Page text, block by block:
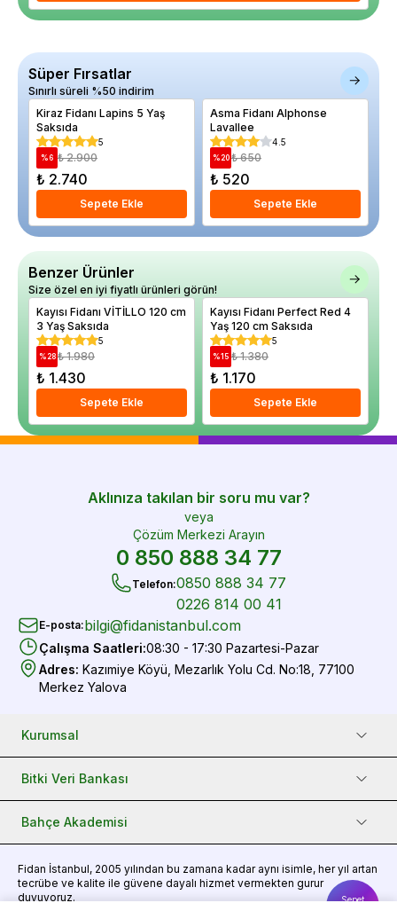
Sepet
Süper Fırsatlar
Sınırlı süreli %50 indirim
Kiraz Fidanı Lapins 5 Yaş
Saksıda
5
% 6 ₺ 2.900
₺ 2.740
Sepete Ekle
Asma Fidanı Alphonse
Lavallee
4.5
%20 ₺ 650
₺ 520
Sepete Ekle
Benzer Ürünler
Size özel en iyi fiyatlı ürünleri görün!
Kayısı Fidanı VİTİLLO 120 cm
3 Yaş Saksıda
5
%28 ₺ 1.980
₺ 1.430
Sepete Ekle
Kayısı Fidanı Perfect Red 4
Yaş 120 cm Saksıda
5
%15 ₺ 1.380
₺ 1.170
Sepete Ekle
Aklınıza takılan bir soru mu var?
veya
Çözüm Merkezi Arayın
0 850 888 34 77
Telefon:0850 888 34 77
0226 814 00 41
E-posta:bilgi@fidanistanbul.com
Çalışma Saatleri:08:30 - 17:30 Pazartesi-Pazar
Adres: Kazımiye Köyü, Mezarlık Yolu Cd. No:18, 77100
Merkez Yalova
Kurumsal
Bitki Veri Bankası
Bahçe Akademisi
Fidan İstanbul, 2005 yılından bu zamana kadar aynı isimle, her yıl artan
tecrübe ve kalite ile güvene dayalı hizmet vermekten gurur
duyuyoruz.